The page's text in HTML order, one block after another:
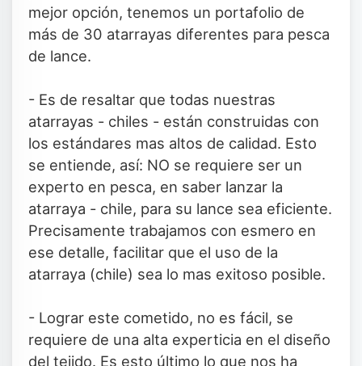
mejor opción, tenemos un portafolio de
más de 30 atarrayas diferentes para pesca
de lance.
- Es de resaltar que todas nuestras
atarrayas - chiles - están construidas con
los estándares mas altos de calidad. Esto
se entiende, así: NO se requiere ser un
experto en pesca, en saber lanzar la
atarraya - chile, para su lance sea eficiente.
Precisamente trabajamos con esmero en
ese detalle, facilitar que el uso de la
atarraya (chile) sea lo mas exitoso posible.
- Lograr este cometido, no es fácil, se
requiere de una alta experticia en el diseño
del tejido. Es esto último lo que nos ha